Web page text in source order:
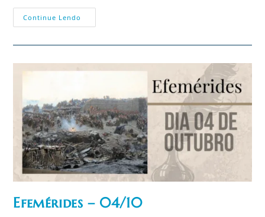
Continue Lendo
–
Efemérides – 04/10